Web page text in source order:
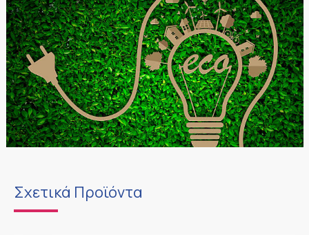
Σχετικά Προϊόντα